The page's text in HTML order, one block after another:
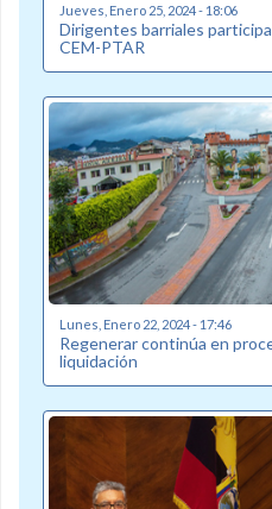
Jueves, Enero 25, 2024 - 18:06
Dirigentes barriales
CEM-PTAR
Lunes, Enero 22, 2024 - 17:46
Regenerar continúa en
liquidación